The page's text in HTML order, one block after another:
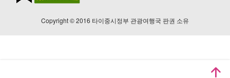
Copyright © 2016 타이중시정부 관광여행국 판권 소유